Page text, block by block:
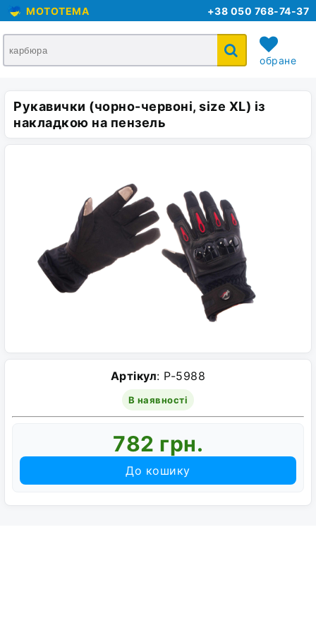
MOTOTEMA +38 050 768-74-37
обране
Рукавички (чорно-червоні, size XL) із
накладкою на пензель
Артікул: P-5988
В наявності
782 грн.
До кошику